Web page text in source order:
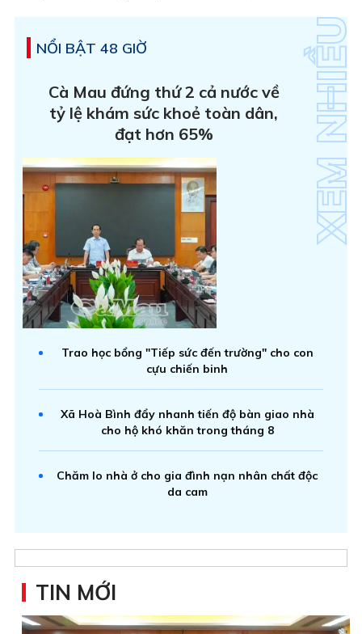
NỔI BẬT 48 GIỜ
Cà Mau đứng thứ 2 cả nước về
tỷ lệ khám sức khoẻ toàn dân,
đạt hơn 65%
Trao học bổng "Tiếp sức đến trường" cho con
cựu chiến binh
Xã Hoà Bình đẩy nhanh tiến độ bàn giao nhà
cho hộ khó khăn trong tháng 8
Chăm lo nhà ở cho gia đình nạn nhân chất độc
da cam
TIN MỚI